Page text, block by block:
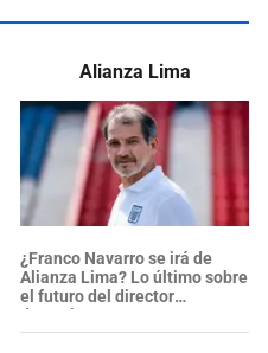
Alianza Lima
¿Franco Navarro se irá de
Alianza Lima? Lo último sobre
el futuro del director
deportivo